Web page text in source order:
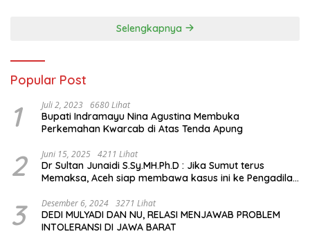
Selengkapnya
Popular Post
1 Juli 2, 2023 6680 Lihat
Bupati Indramayu Nina Agustina Membuka
Perkemahan Kwarcab di Atas Tenda Apung
2 Juni 15, 2025 4211 Lihat
Dr Sultan Junaidi S.Sy.MH.Ph.D : Jika Sumut terus
Memaksa, Aceh siap membawa kasus ini ke Pengadilan
3 Desember 6, 2024 3271 Lihat
DEDI MULYADI DAN NU, RELASI MENJAWAB PROBLEM
INTOLERANSI DI JAWA BARAT